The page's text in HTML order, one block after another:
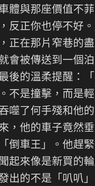
體與那座價值不
反正你也停不好
正在那片窄巷的
會被傳送到一個
後的溫柔提醒：
不是撞擊，而是
噬了何手殘和他
，他的車子竟然
倒車王」。他趕
起來像是新買的
出的不是「叭叭